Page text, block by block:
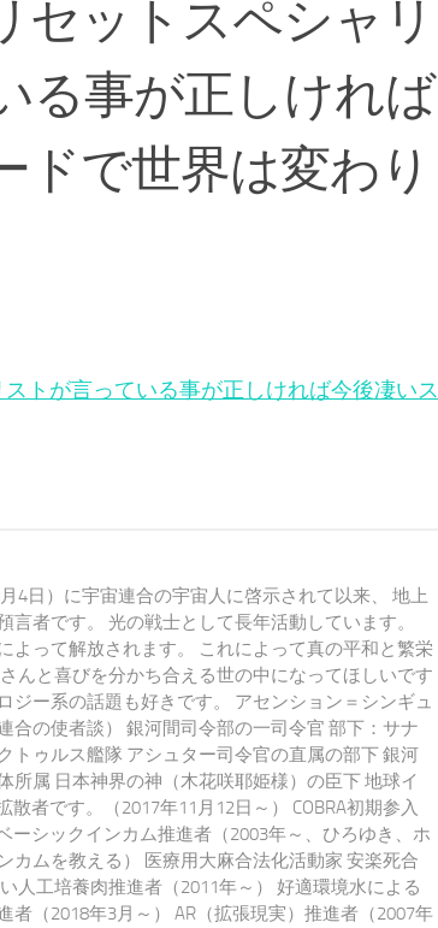
セットスペシャリ
る事が正しければ
ドで世界は変わり
トが言っている事が正しければ今後凄いス
4日）に宇宙連合の宇宙人に啓示されて以来、 地上
言者です。 光の戦士として長年活動しています。
よって解放されます。 これによって真の平和と繁栄
んと喜びを分かち合える世の中になってほしいです
ジー系の話題も好きです。 アセンション＝シンギュ
合の使者談） 銀河間司令部の一司令官 部下：サナ
トゥルス艦隊 アシュター司令官の直属の部下 銀河
所属 日本神界の神（木花咲耶姫様）の臣下 地球イ
散者です。（2017年11月12日～） COBRA初期参入
ーシックインカム推進者（2003年～、ひろゆき、ホ
カムを教える） 医療用大麻合法化活動家 安楽死合
人工培養肉推進者（2011年～） 好適環境水による
者（2018年3月～） AR（拡張現実）推進者（2007年